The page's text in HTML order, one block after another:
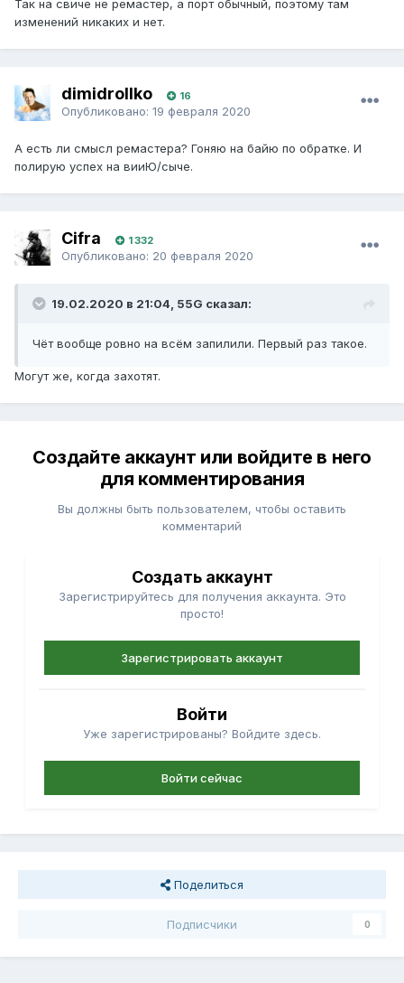
Так на свиче не ремастер, а порт обычный, поэтому там
изменений никаких и нет.
dimidrollko 16
Опубликовано: 19 февраля 2020
А есть ли смысл ремастера? Гоняю на байю по обратке. И
полирую успех на вииЮ/сыче.
Cifra 1 332
Опубликовано: 20 февраля 2020
19.02.2020 в 21:04, 55G сказал:
Чёт вообще ровно на всём запилили. Первый раз такое.
Могут же, когда захотят.
Создайте аккаунт или войдите в него
для комментирования
Вы должны быть пользователем, чтобы оставить
комментарий
Создать аккаунт
Зарегистрируйтесь для получения аккаунта. Это
просто!
Зарегистрировать аккаунт
Войти
Уже зарегистрированы? Войдите здесь.
Войти сейчас
Поделиться
Подписчики 0